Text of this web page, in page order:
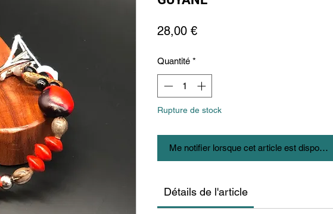
28,00 €Prix
Quantité *
Rupture de stock
Me notifier lorsque cet article est disponible
Détails de l'article